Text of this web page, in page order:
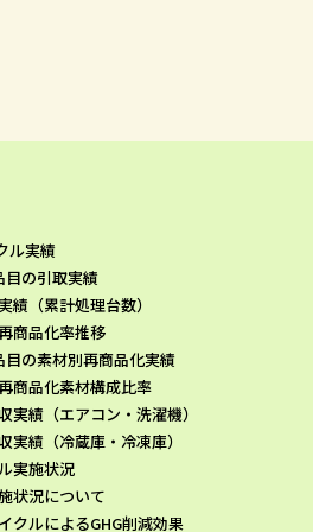
ル実績
目の引取実績
績（累計処理台数）
商品化率推移
目の素材別再商品化実績
商品化素材構成比率
実績（エアコン・洗濯機）
実績（冷蔵庫・冷凍庫）
実施状況
状況について
クルによるGHG削減効果